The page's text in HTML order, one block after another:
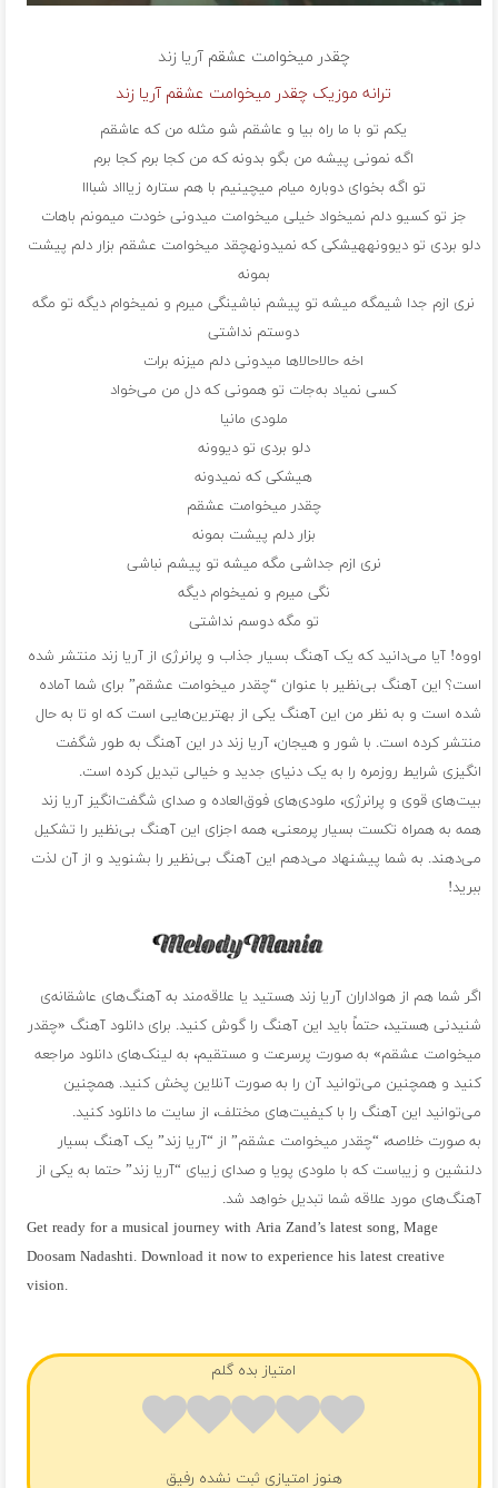
چقدر میخوامت عشقمآریا زند
ترانه موزیک چقدر میخوامت عشقم آریا زند
یکم تو با ما راه بیا و عاشقم شو مثله من که عاشقم
اگه نمونی پیشه من بگو بدونه که من کجا برم کجا برم
تو اگه بخوای دوباره میام میچینیم با هم ستاره زیاااد شبااا
جز تو کسیو دلم نمیخواد خیلی میخوامت میدونی خودت میمونم باهات
دلو بردی تو دیوونههیشکی که نمیدونهچقد میخوامت عشقم بزار دلم پیشت
بمونه
نری ازم جدا شیمگه میشه تو پیشم نباشینگی میرم و نمیخوام دیگه تو مگه
دوستم نداشتی
اخه حالاحالاها میدونی دلم میزنه برات
کسی نمیاد به‌جات تو همونی که دل من می‌خواد
ملودی مانیا
دلو بردی تو دیوونه
هیشکی که نمیدونه
چقدر میخوامت عشقم
بزار دلم پیشت بمونه
نری ازم جداشی مگه میشه تو پیشم نباشی
نگی میرم و نمیخوام دیگه
تو مگه دوسم نداشتی
اووه! آیا می‌دانید که یک آهنگ بسیار جذاب و پرانرژی از آریا زند منتشر شده
است؟ این آهنگ بی‌نظیر با عنوان “چقدر میخوامت عشقم” برای شما آماده
شده است و به نظر من این آهنگ یکی از بهترین‌هایی است که او تا به حال
منتشر کرده است. با شور و هیجان، آریا زند در این آهنگ به طور شگفت
انگیزی شرایط روزمره را به یک دنیای جدید و خیالی تبدیل کرده است.
بیت‌های قوی و پرانرژی، ملودی‌های فوق‌العاده و صدای شگفت‌انگیز آریا زند
همه به همراه تکست بسیار پرمعنی، همه اجزای این آهنگ بی‌نظیر را تشکیل
می‌دهند. به شما پیشنهاد می‌دهم این آهنگ بی‌نظیر را بشنوید و از آن لذت
ببرید!
اگر شما هم از هواداران آریا زند هستید یا علاقه‌مند به آهنگ‌های عاشقانه‌ی
شنیدنی هستید، حتماً باید این آهنگ را گوش کنید. برای دانلود آهنگ «چقدر
میخوامت عشقم» به صورت پرسرعت و مستقیم، به لینک‌های دانلود مراجعه
کنید و همچنین می‌توانید آن را به صورت آنلاین پخش کنید. همچنین
می‌توانید این آهنگ را با کیفیت‌های مختلف، از سایت ما دانلود کنید.
به صورت خلاصه، “چقدر میخوامت عشقم” از “آریا زند” یک آهنگ بسیار
دلنشین و زیباست که با ملودی پویا و صدای زیبای “آریا زند” حتما به یکی از
آهنگ‌های مورد علاقه شما تبدیل خواهد شد.
Get ready for a musical journey with Aria Zand’s latest song, Mage
Doosam Nadashti. Download it now to experience his latest creative
vision.
امتیاز بده گلم
هنوز امتیازی ثبت نشده رفیق